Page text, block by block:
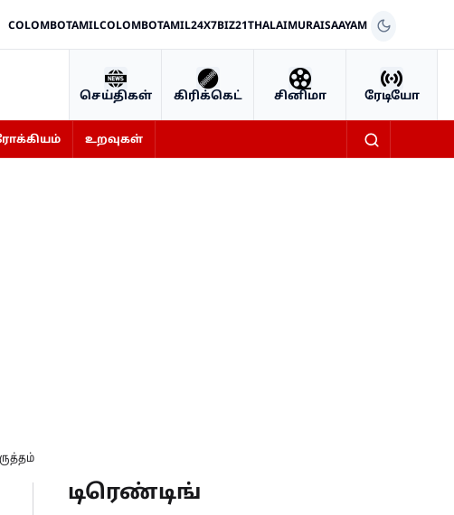
COLOMBOTAMILCOLOMBOTAMIL24X7BIZ21THALAIMURAISAAYAM
செய்திகள் கிரிக்கெட் சினிமா ரேடியோ
உறவுகள்
டிரெண்டிங்